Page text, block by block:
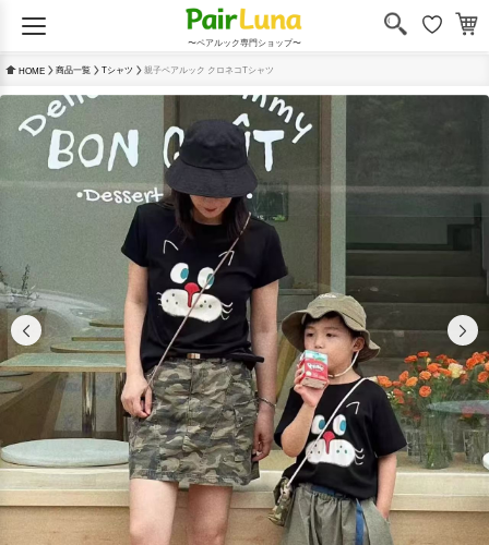
〜ペアルック専門ショップ〜
HOME 商品一覧 Tシャツ 親子ペアルック クロネコTシャツ